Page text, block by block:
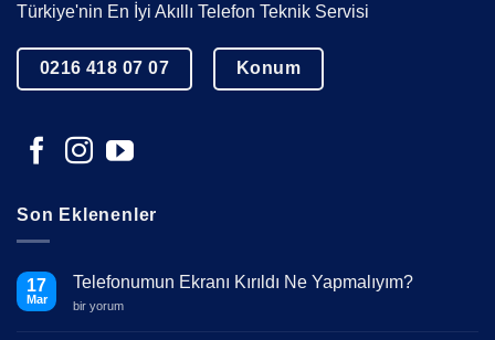
Türkiye'nin En İyi Akıllı Telefon Teknik Servisi
0216 418 07 07 Konum
Son Eklenenler
17
Mar
Telefonumun Ekranı Kırıldı Ne Yapmalıyım?
Telefonumun
bir yorum